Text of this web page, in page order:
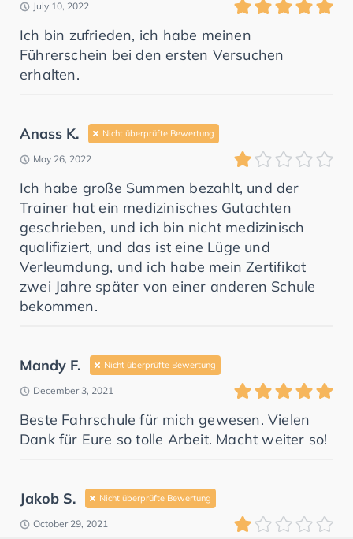
July 10, 2022
Ich bin zufrieden, ich habe meinen
Führerschein bei den ersten Versuchen
erhalten.
Anass K. Nicht überprüfte Bewertung
May 26, 2022
Ich habe große Summen bezahlt, und der
Trainer hat ein medizinisches Gutachten
geschrieben, und ich bin nicht medizinisch
qualifiziert, und das ist eine Lüge und
Verleumdung, und ich habe mein Zertifikat
zwei Jahre später von einer anderen Schule
bekommen.
Mandy F. Nicht überprüfte Bewertung
December 3, 2021
Beste Fahrschule für mich gewesen. Vielen
Dank für Eure so tolle Arbeit. Macht weiter so!
Jakob S. Nicht überprüfte Bewertung
October 29, 2021